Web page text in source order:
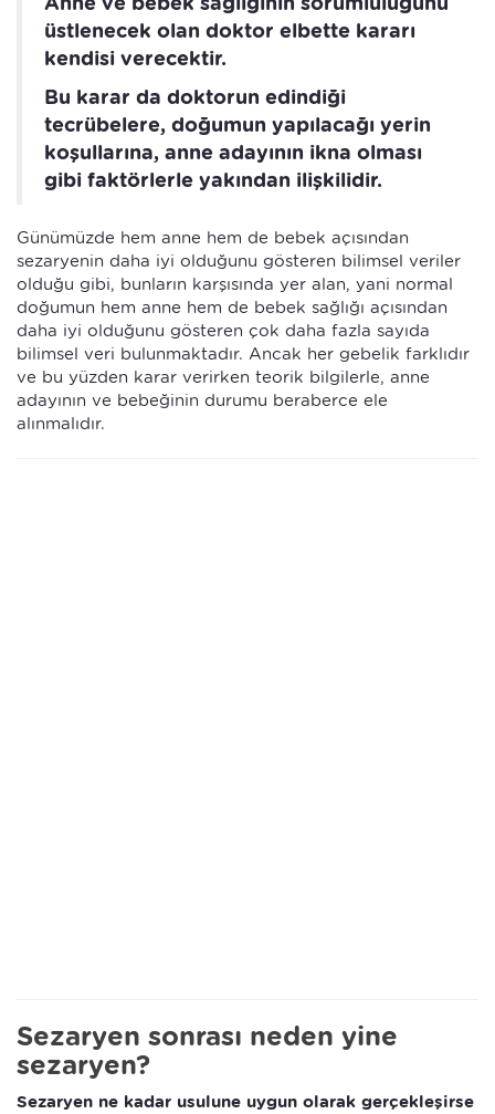
üstlenecek olan doktor elbette kararı
kendisi verecektir.
Bu karar da doktorun edindiği
tecrübelere, doğumun yapılacağı yerin
koşullarına, anne adayının ikna olması
gibi faktörlerle yakından ilişkilidir.
Günümüzde hem anne hem de bebek açısından
sezaryenin daha iyi olduğunu gösteren bilimsel veriler
olduğu gibi, bunların karşısında yer alan, yani normal
doğumun hem anne hem de bebek sağlığı açısından
daha iyi olduğunu gösteren çok daha fazla sayıda
bilimsel veri bulunmaktadır. Ancak her gebelik farklıdır
ve bu yüzden karar verirken teorik bilgilerle, anne
adayının ve bebeğinin durumu beraberce ele
alınmalıdır.
Sezaryen sonrası neden yine
sezaryen?
Sezaryen ne kadar usulune uygun olarak gerçekleşirse